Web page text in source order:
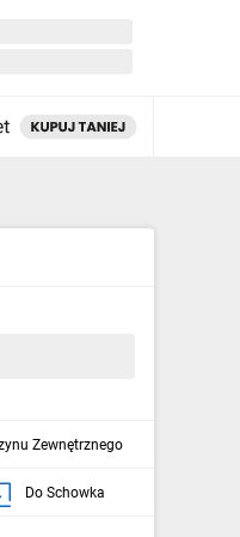
Zewnętrznego
Do Schowka